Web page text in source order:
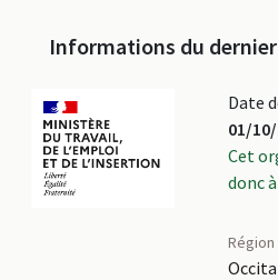
Informations du
Date
01/
Cet
donc
Région